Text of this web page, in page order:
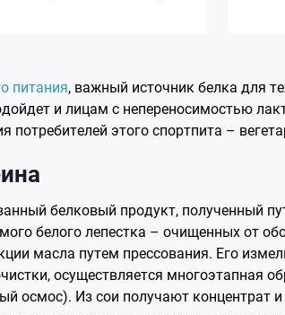
питания, важный источник белка для
и лицам с непереносимостью
потребителей этого спортпита –
белковый продукт, полученный
белого лепестка – очищенных от
масла путем прессования. Его
осуществляется многоэтапная
осмос). Из сои получают концентрат